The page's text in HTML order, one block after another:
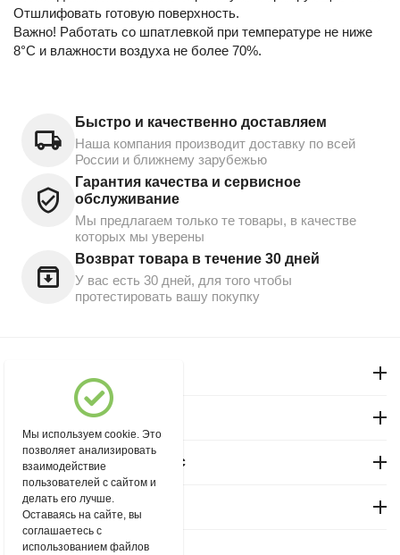
Отшлифовать готовую поверхность.
Важно! Работать со шпатлевкой при температуре не ниже
8°С и влажности воздуха не более 70%.
Быстро и качественно доставляем
Наша компания производит доставку по всей
России и ближнему зарубежью
Гарантия качества и сервисное
обслуживание
Мы предлагаем только те товары, в качестве
которых мы уверены
Возврат товара в течение 30 дней
У вас есть 30 дней, для того чтобы
протестировать вашу покупку
Магазин "Северный"
Покупательский сервис
Контакты
Мы используем cookie. Это
позволяет анализировать
взаимодействие
пользователей с сайтом и
делать его лучше.
Оставаясь на сайте, вы
соглашаетесь с
использованием файлов